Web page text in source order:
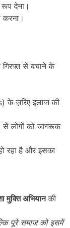
रूप देना।
करना।
गिरफ्त से बचाने के
ज़रिए इलाज की
लोगों को जागरूक
रहा है और इसका
मुक्ति अभियानकी
पूरे समाज को इसमें